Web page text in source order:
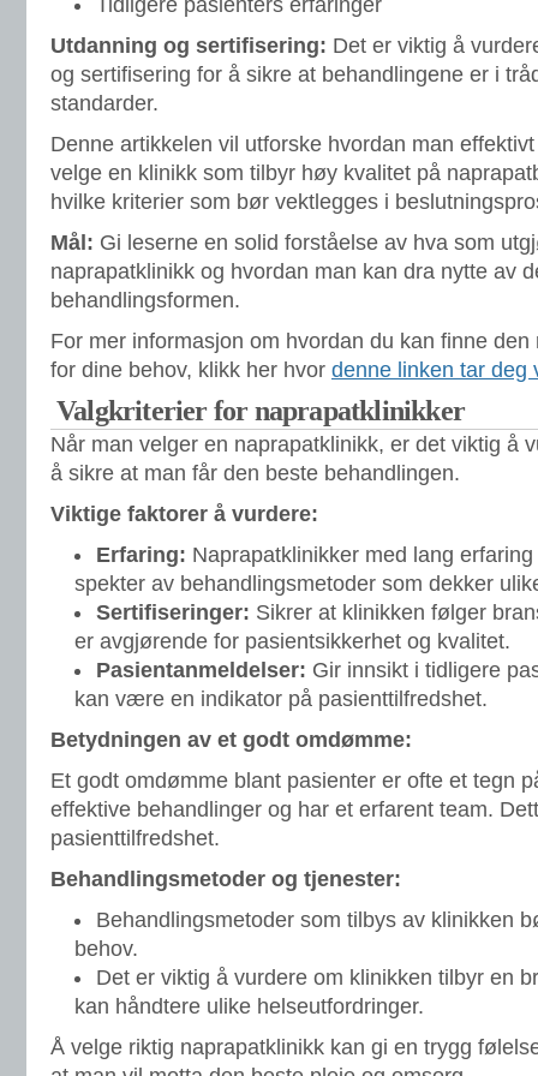
Utdanning og sertifisering: Det er viktig å
og sertifisering for å sikre at behandlingene er i
standarder.
Denne artikkelen vil utforske hvordan man
velge en klinikk som tilbyr høy kvalitet på
hvilke kriterier som bør vektlegges i
Mål: Gi leserne en solid forståelse av hva som
naprapatklinikk og hvordan man kan dra nytte av
behandlingsformen.
For mer informasjon om hvordan du kan finne
for dine behov, klikk her hvor denne linken tar deg
Valgkriterier for naprapatklinikker
Når man velger en naprapatklinikk, er det viktig å
å sikre at man får den beste behandlingen.
Viktige faktorer å vurdere:
Erfaring: Naprapatklinikker med lang
spekter av behandlingsmetoder som dekker
Sertifiseringer: Sikrer at klinikken følger
er avgjørende for pasientsikkerhet og kvalitet.
Pasientanmeldelser: Gir innsikt i tidligere
kan være en indikator på pasienttilfredshet.
Betydningen av et godt omdømme:
Et godt omdømme blant pasienter er ofte et tegn
effektive behandlinger og har et erfarent team.
pasienttilfredshet.
Behandlingsmetoder og tjenester:
Behandlingsmetoder som tilbys av klinikken
behov.
Det er viktig å vurdere om klinikken tilbyr en
kan håndtere ulike helseutfordringer.
Å velge riktig naprapatklinikk kan gi en trygg